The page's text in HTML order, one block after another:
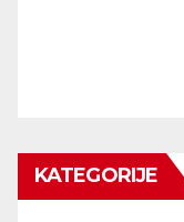
KATEGORIJE